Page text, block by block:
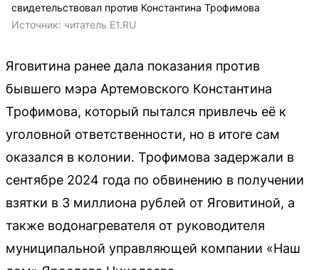
свидетельствовал против Константина Трофимова
Источник: читатель Е1.RU
Яговитина ранее дала показания против
бывшего мэра Артемовского Константина
Трофимова, который пытался привлечь её к
уголовной ответственности, но в итоге сам
оказался в колонии. Трофимова задержали в
сентябре 2024 года по обвинению в получении
взятки в 3 миллиона рублей от Яговитиной, а
также водонагревателя от руководителя
муниципальной управляющей компании «Наш